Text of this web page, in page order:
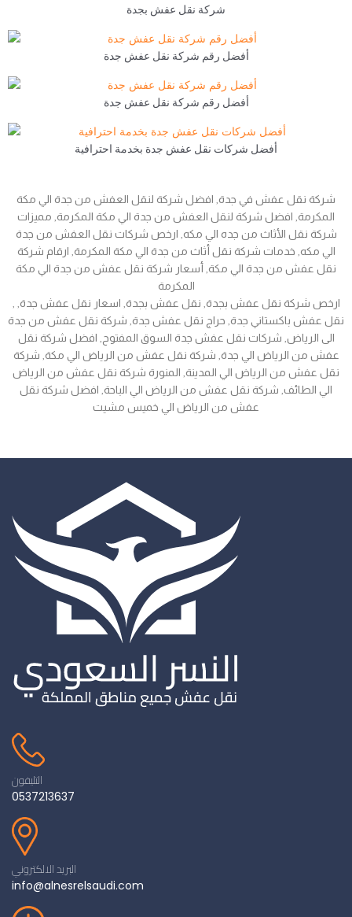
شركة نقل عفش بجدة
أفضل رقم شركة نقل عفش جدة
أفضل رقم شركة نقل عفش جدة
أفضل شركات نقل عفش جدة بخدمة احترافية
شركة نقل عفش في جدة, افضل شركة لنقل العفش من جدة الي مكة
المكرمة, افضل شركة لنقل العفش من جدة الي مكة المكرمة, مميزات
شركة نقل الأثاث من جده الي مكه, ارخص شركات نقل العفش من جدة
الي مكه, خدمات شركة نقل أثاث من جدة الي مكة المكرمة, ارقام شركة
نقل عفش من جدة الي مكة, أسعار شركة نقل عفش من جدة الي مكة
المكرمة
نقل عفش باكستاني جدة, حراج نقل عفش جدة, شركة نقل عفش من جدة
الى الرياض, شركات نقل عفش جدة السوق المفتوح, افضل شركة نقل
عفش من الرياض الي جدة, شركة نقل عفش من الرياض الي مكة, شركة
نقل عفش من الرياض الي المدينة, المنورة شركة نقل عفش من الرياض
الي الطائف, شركة نقل عفش من الرياض الي الباحة, افضل شركة نقل
عفش من الرياض الي خميس مشيت
التليفون
0537213637
البريد الالكتروني
info@alnesrelsaudi.com